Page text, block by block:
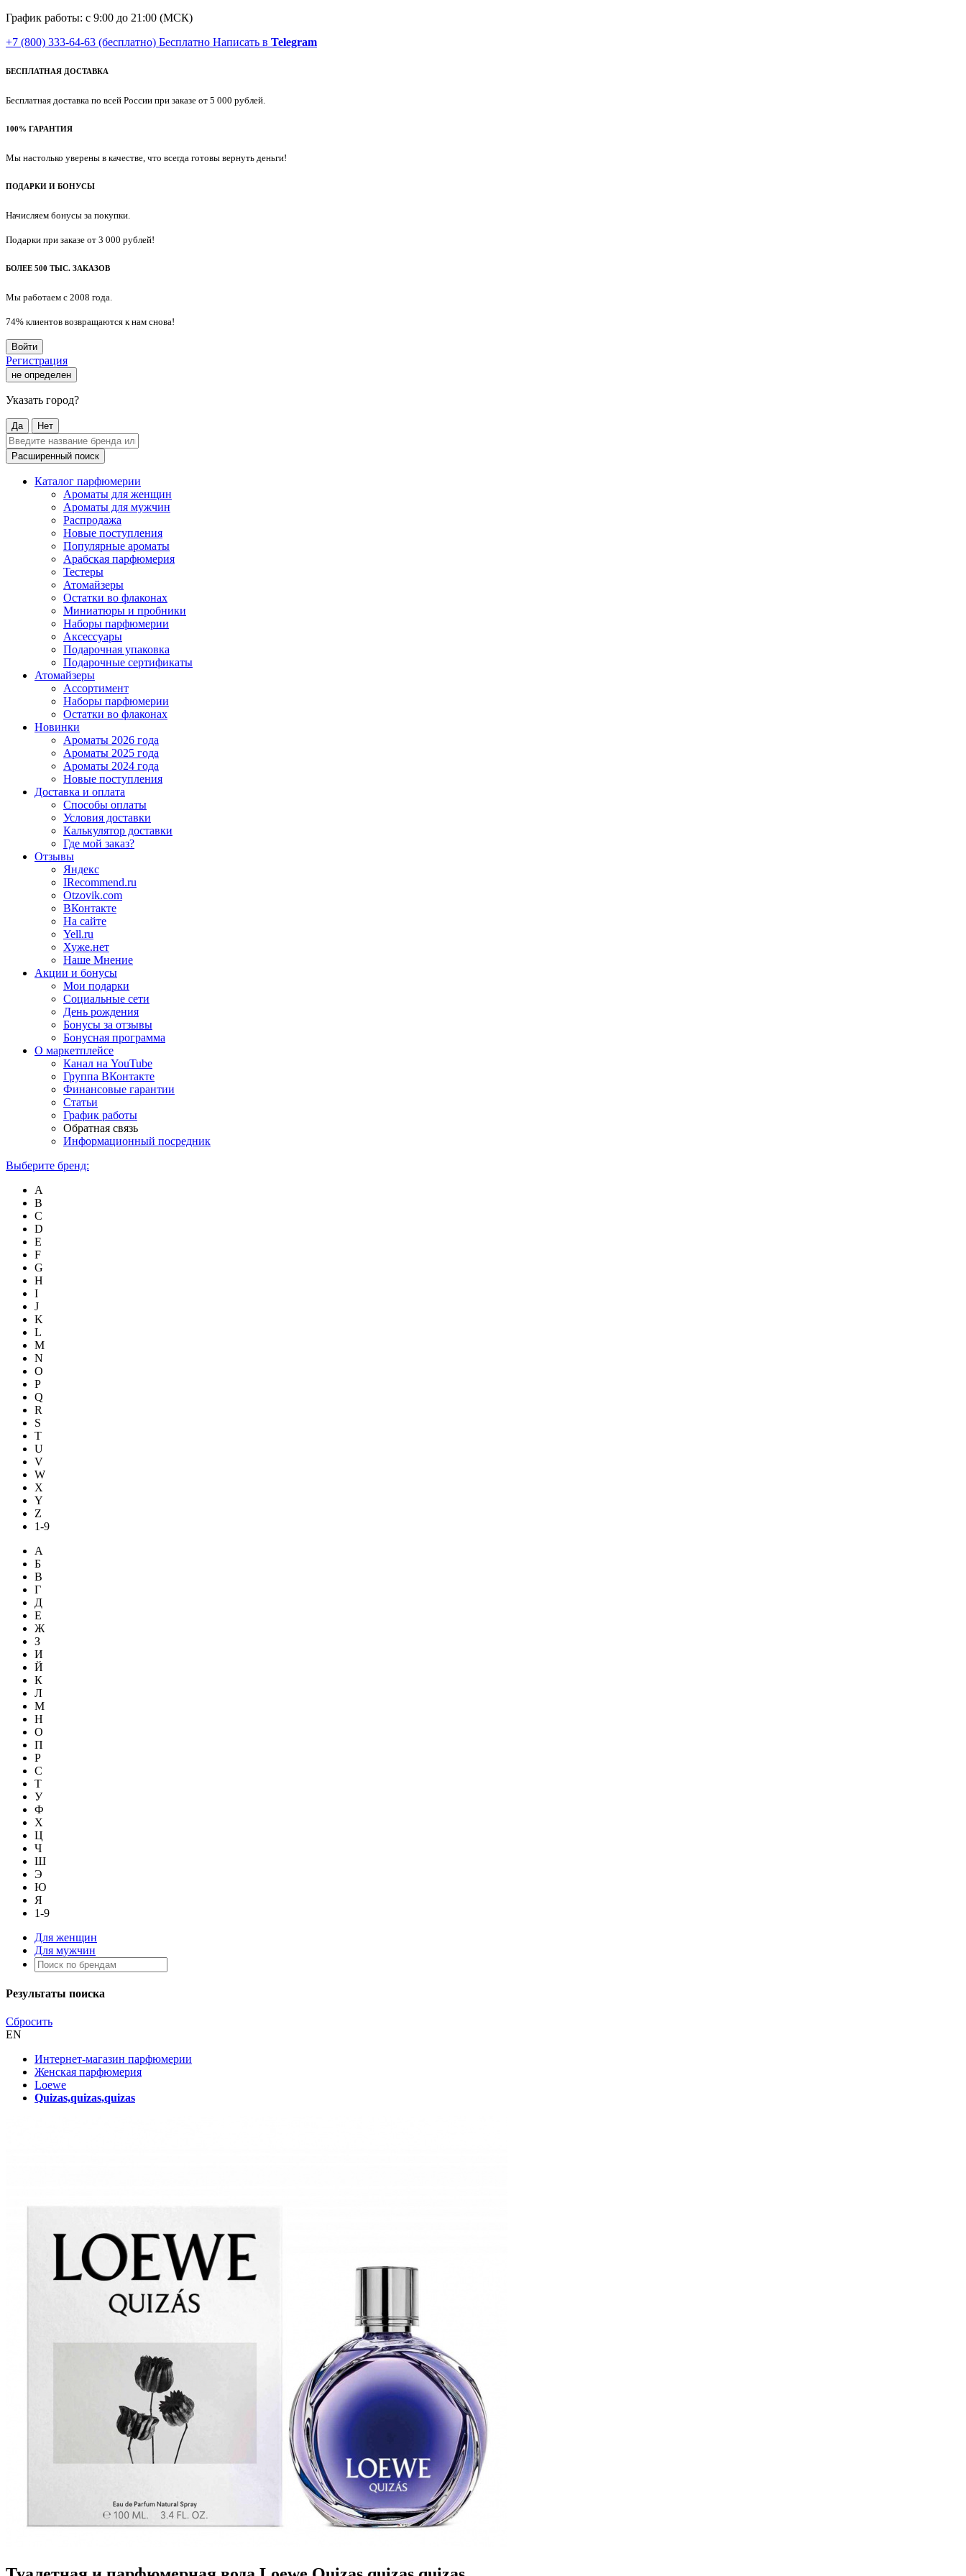
График работы: с 9:00 до 21:00 (МСК)
+7 (800) 333-64-63 (бесплатно) Бесплатно Написать в Telegram
БЕСПЛАТНАЯ ДОСТАВКА
Бесплатная доставка по всей России при заказе от 5 000 рублей.
100% ГАРАНТИЯ
Мы настолько уверены в качестве, что всегда готовы вернуть деньги!
ПОДАРКИ И БОНУСЫ
Начисляем бонусы за покупки.
Подарки при заказе от 3 000 рублей!
БОЛЕЕ 500 ТЫС. ЗАКАЗОВ
Мы работаем с 2008 года.
74% клиентов возвращаются к нам снова!
Войти
Регистрация
не определен
Указать город?
Да Нет
Расширенный поиск
Каталог парфюмерии
Ароматы для женщин
Ароматы для мужчин
Распродажа
Новые поступления
Популярные ароматы
Арабская парфюмерия
Тестеры
Атомайзеры
Остатки во флаконах
Миниатюры и пробники
Наборы парфюмерии
Аксессуары
Подарочная упаковка
Подарочные сертификаты
Атомайзеры
Ассортимент
Наборы парфюмерии
Остатки во флаконах
Новинки
Ароматы 2026 года
Ароматы 2025 года
Ароматы 2024 года
Новые поступления
Доставка и оплата
Способы оплаты
Условия доставки
Калькулятор доставки
Где мой заказ?
Отзывы
Яндекс
IRecommend.ru
Otzovik.com
ВКонтакте
На сайте
Yell.ru
Хуже.нет
Наше Мнение
Акции и бонусы
Мои подарки
Социальные сети
День рождения
Бонусы за отзывы
Бонусная программа
О маркетплейсе
Канал на YouTube
Группа ВКонтакте
Финансовые гарантии
Статьи
График работы
Обратная связь
Информационный посредник
Выберите бренд:
A
B
C
D
E
F
G
H
I
J
K
L
M
N
O
P
Q
R
S
T
U
V
W
X
Y
Z
1-9
А
Б
В
Г
Д
Е
Ж
З
И
Й
К
Л
М
Н
О
П
Р
С
Т
У
Ф
Х
Ц
Ч
Ш
Э
Ю
Я
1-9
Для женщин
Для мужчин
Результаты поиска
Сбросить
EN
Интернет-магазин парфюмерии
Женская парфюмерия
Loewe
Quizas,quizas,quizas